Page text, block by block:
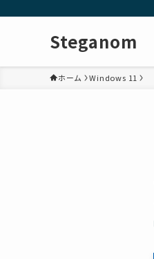
Steganom
ホーム Windows 11